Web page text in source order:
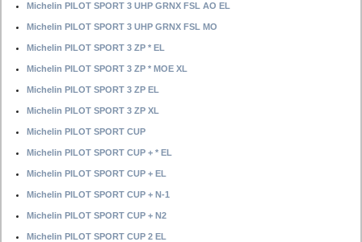
Michelin PILOT SPORT 3 UHP GRNX FSL AO EL
Michelin PILOT SPORT 3 UHP GRNX FSL MO
Michelin PILOT SPORT 3 ZP * EL
Michelin PILOT SPORT 3 ZP * MOE XL
Michelin PILOT SPORT 3 ZP EL
Michelin PILOT SPORT 3 ZP XL
Michelin PILOT SPORT CUP
Michelin PILOT SPORT CUP + * EL
Michelin PILOT SPORT CUP + EL
Michelin PILOT SPORT CUP + N-1
Michelin PILOT SPORT CUP + N2
Michelin PILOT SPORT CUP 2 EL